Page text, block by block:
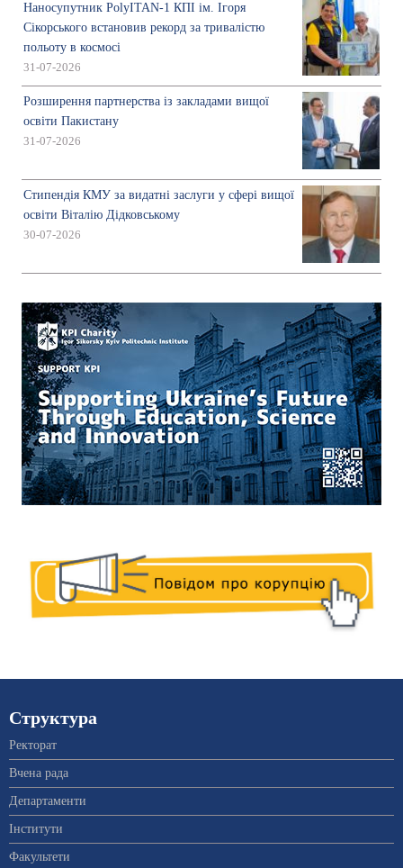
Наносупутник PolyITAN-1 КПІ ім. Ігоря
Сікорського встановив рекорд за тривалістю
польоту в космосі
31-07-2026
Розширення партнерства із закладами вищої
освіти Пакистану
31-07-2026
Стипендія КМУ за видатні заслуги у сфері вищої
освіти Віталію Дідковському
30-07-2026
Структура
Ректорат
Вчена рада
Департаменти
Інститути
Факультети